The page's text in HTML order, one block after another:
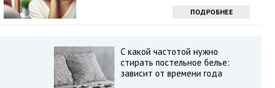
ПОДРОБНЕЕ
С какой частотой нужно
стирать постельное белье:
зависит от времени года